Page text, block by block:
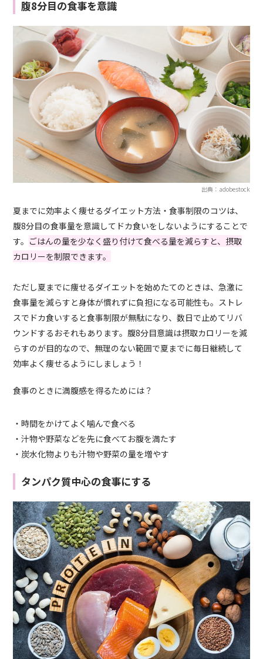
腹8分目の食事を意識
出典：adobestock
夏までに効率よく痩せるダイエット方法・食事制限のコツは、
腹8分目の食事量を意識してドカ食いをしないようにすることで
す。 ごはんの量を少なく盛り付けて食べる量を減らすと、摂取
カロリーを制限できます。
ただし夏までに痩せるダイエットを始めたてのときは、急激に
食事量を減らすと身体が慣れずに負担になる可能性も。ストレ
スでドカ食いすると食事制限が無駄になり、数日で止めてリバ
ウンドするおそれもあります。腹8分目意識は摂取カロリーを減
らすのが目的なので、無理のない範囲で夏までに毎日継続して
効率よく痩せるようにしましょう！
食事のときに満腹感を得るためには？
・時間をかけてよく噛んで食べる
・汁物や野菜などを先に食べてお腹を満たす
・炭水化物よりも汁物や野菜の量を増やす
タンパク質中心の食事にする